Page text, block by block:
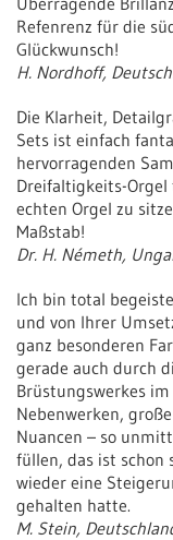
Refenrenz für die
Glückwunsch!
H. Nordhoff,
Die Klarheit,
Sets ist einfach
hervorragenden
Dreifaltigkeits-
echten Orgel zu
Maßstab!
Dr. H. Németh,
Ich bin total
und von Ihrer
ganz besonderen
gerade auch durch
Brüstungswerkes
Nebenwerken,
Nuancen – so
füllen, das ist schon
wieder eine
gehalten hatte.
M. Stein,